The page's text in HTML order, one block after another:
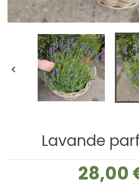

Lavande
28,00